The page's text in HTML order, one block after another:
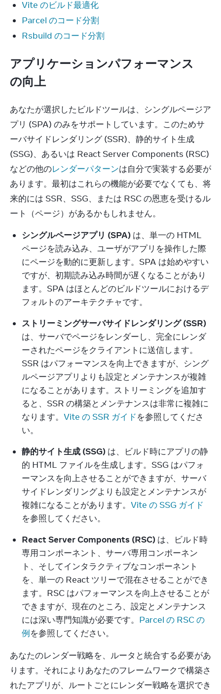
Vite のビルド最適化
Parcel のコード分割
Rsbuild のコード分割
アプリケーションパフォーマンス
の向上
あなたが選択したビルドツールは、シングルページア
プリ (SPA) のみをサポートしています。このためサ
ーバサイドレンダリング (SSR)、静的サイト生成
(SSG)、あるいは React Server Components (RSC)
などの他のレンダーパターンは自分で実装する必要が
あります。最初はこれらの機能が必要でなくても、将
来的には SSR、SSG、または RSC の恩恵を受けるル
ート（ページ）があるかもしれません。
シングルページアプリ (SPA) は、単一の HTML
ページを読み込み、ユーザがアプリを操作した際
にページを動的に更新します。SPA は始めやすい
ですが、初期読み込み時間が遅くなることがあり
ます。SPA はほとんどのビルドツールにおけるデ
フォルトのアーキテクチャです。
ストリーミングサーバサイドレンダリング (SSR)
は、サーバでページをレンダーし、完全にレンダ
ーされたページをクライアントに送信します。
SSR はパフォーマンスを向上できますが、シング
ルページアプリよりも設定とメンテナンスが複雑
になることがあります。ストリーミングを追加す
ると、SSR の構築とメンテナンスは非常に複雑に
なります。 Vite の SSR ガイドを参照してくださ
い。
静的サイト生成 (SSG) は、ビルド時にアプリの静
的 HTML ファイルを生成します。SSG はパフォ
ーマンスを向上させることができますが、サーバ
サイドレンダリングよりも設定とメンテナンスが
複雑になることがあります。 Vite の SSG ガイド
を参照してください。
React Server Components (RSC) は、ビルド時
専用コンポーネント、サーバ専用コンポーネン
ト、そしてインタラクティブなコンポーネント
を、単一の React ツリーで混在させることができ
ます。RSC はパフォーマンスを向上させることが
できますが、現在のところ、設定とメンテナンス
には深い専門知識が必要です。 Parcel の RSC の
例を参照してください。
あなたのレンダー戦略を、ルータと統合する必要があ
ります。それによりあなたのフレームワークで構築さ
れたアプリが、ルートごとにレンダー戦略を選択でき